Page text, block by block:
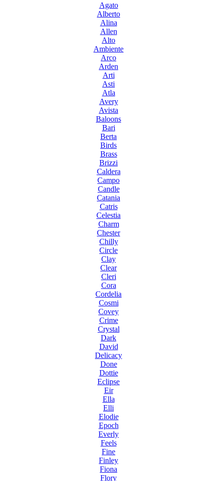
Agato
Alberto
Alina
Allen
Alto
Ambiente
Arco
Arden
Arti
Asti
Atla
Avery
Avista
Baloons
Bari
Berta
Birds
Brass
Brizzi
Caldera
Campo
Candle
Catania
Catris
Celestia
Charm
Chester
Chilly
Circle
Clay
Clear
Cleri
Cora
Cordelia
Cosmi
Covey
Crime
Crystal
Dark
David
Delicacy
Done
Dottie
Eclipse
Eir
Ella
Elli
Elodie
Epoch
Everly
Feels
Fine
Finley
Fiona
Flory